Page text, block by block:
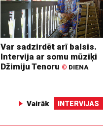
Var sadzirdēt arī balsis.
Intervija ar somu mūziķi
Džimiju Tenoru © DIENA
Vairāk INTERVIJAS